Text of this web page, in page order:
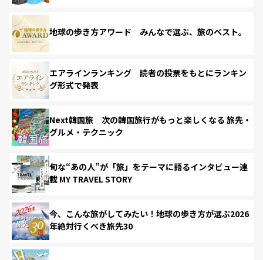
地球の歩き方アワード みんなで選ぶ、旅のベスト。
エアラインランキング 読者の投票をもとにランキン
グ形式で発表
Next韓国旅 次の韓国旅行がもっと楽しくなる 旅先・
グルメ・テクニック
旬な“あの人”が「旅」をテーマに語るインタビュー連
載 MY TRAVEL STORY
今、こんな旅がしてみたい！地球の歩き方が選ぶ2026
年絶対行くべき旅先30